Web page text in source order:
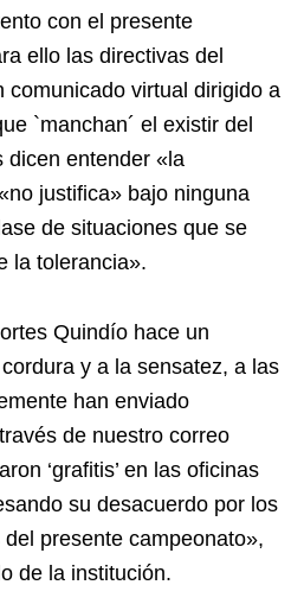
con el presente
ello las directivas del
comunicado virtual dirigido a
`manchan´ el existir del
dicen entender «la
justifica» bajo ninguna
de situaciones que se
la tolerancia».
Quindío hace un
y a la sensatez, a las
han enviado
de nuestro correo
‘grafitis’ en las oficinas
su desacuerdo por los
presente campeonato»,
de la institución.